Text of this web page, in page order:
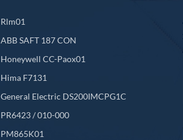
Rlm01
ABB SAFT 187 CON
Honeywell CC-Paox01
Hima F7131
General Electric DS200IMCPG1C
PR6423 / 010-000
PM865K01